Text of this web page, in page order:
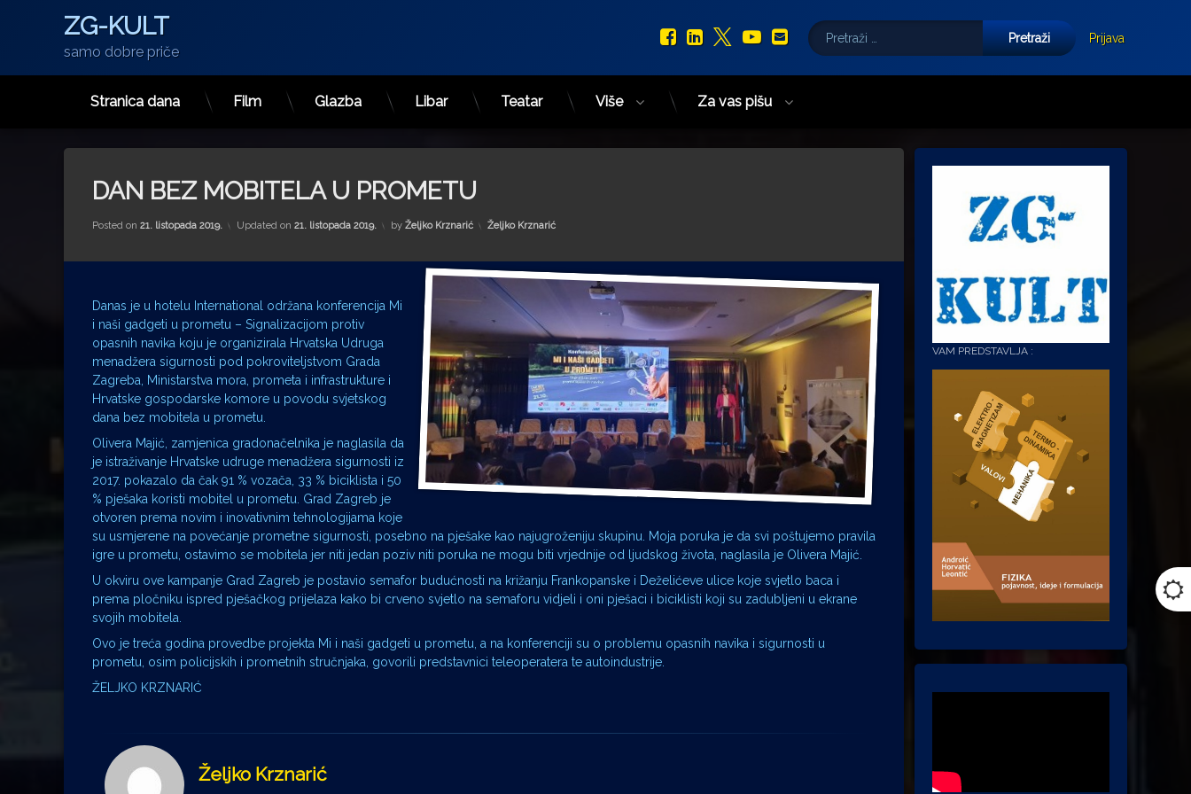
ZG-KULT
samo dobre priče
Facebook
LinkedIn
X.com
YouTube
E-mail
Pretraži:
Prijava
Stranica dana Film Glazba Libar Teatar Više Za vas pišu
DAN BEZ MOBITELA U PROMETU
Posted on 21. listopada 2019. Updated on 21. listopada 2019. by Željko Krznarić Kategorije:
Željko Krznarić
Danas je u hotelu International održana konferencija Mi
i naši gadgeti u prometu – Signalizacijom protiv
opasnih navika koju je organizirala Hrvatska Udruga
menadžera sigurnosti pod pokroviteljstvom Grada
Zagreba, Ministarstva mora, prometa i infrastrukture i
Hrvatske gospodarske komore u povodu svjetskog
dana bez mobitela u prometu.
Olivera Majić, zamjenica gradonačelnika je naglasila da
je istraživanje Hrvatske udruge menadžera sigurnosti iz
2017. pokazalo da čak 91 % vozača, 33 % biciklista i 50
% pješaka koristi mobitel u prometu. Grad Zagreb je
otvoren prema novim i inovativnim tehnologijama koje
su usmjerene na povećanje prometne sigurnosti, posebno na pješake kao najugroženiju skupinu. Moja poruka je da svi poštujemo pravila
igre u prometu, ostavimo se mobitela jer niti jedan poziv niti poruka ne mogu biti vrjednije od ljudskog života, naglasila je Olivera Majić.
U okviru ove kampanje Grad Zagreb je postavio semafor budućnosti na križanju Frankopanske i Deželićeve ulice koje svjetlo baca i
prema pločniku ispred pješačkog prijelaza kako bi crveno svjetlo na semaforu vidjeli i oni pješaci i biciklisti koji su zadubljeni u ekrane
svojih mobitela.
Ovo je treća godina provedbe projekta Mi i naši gadgeti u prometu, a na konferenciji su o problemu opasnih navika i sigurnosti u
prometu, osim policijskih i prometnih stručnjaka, govorili predstavnici teleoperatera te autoindustrije.
ŽELJKO KRZNARIĆ
Željko Krznarić
VAM PREDSTAVLJA :